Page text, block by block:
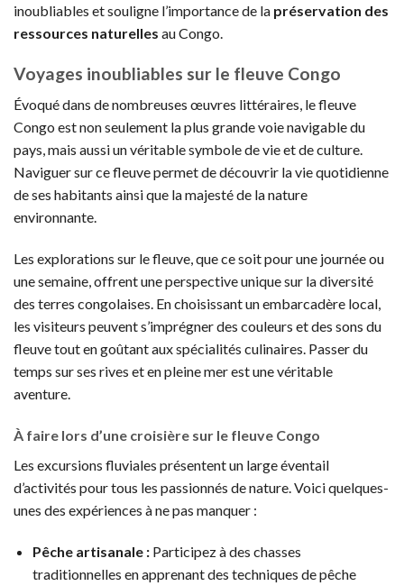
inoubliables et souligne l’importance de la préservation des
ressources naturelles au Congo.
Voyages inoubliables sur le fleuve Congo
Évoqué dans de nombreuses œuvres littéraires, le fleuve
Congo est non seulement la plus grande voie navigable du
pays, mais aussi un véritable symbole de vie et de culture.
Naviguer sur ce fleuve permet de découvrir la vie quotidienne
de ses habitants ainsi que la majesté de la nature
environnante.
Les explorations sur le fleuve, que ce soit pour une journée ou
une semaine, offrent une perspective unique sur la diversité
des terres congolaises. En choisissant un embarcadère local,
les visiteurs peuvent s’imprégner des couleurs et des sons du
fleuve tout en goûtant aux spécialités culinaires. Passer du
temps sur ses rives et en pleine mer est une véritable
aventure.
À faire lors d’une croisière sur le fleuve Congo
Les excursions fluviales présentent un large éventail
d’activités pour tous les passionnés de nature. Voici quelques-
unes des expériences à ne pas manquer :
Pêche artisanale :Participez à des chasses
traditionnelles en apprenant des techniques de pêche